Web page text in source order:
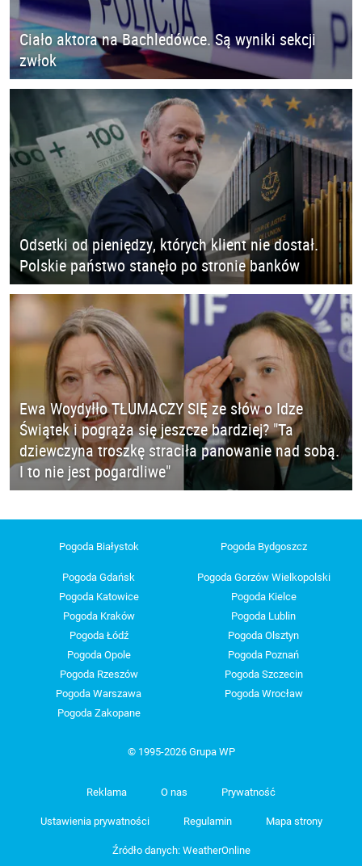
Ciało aktora na Bachledówce. Są wyniki sekcji
zwłok
Odsetki od pieniędzy, których klient nie dostał.
Polskie państwo stanęło po stronie banków
Ewa Woydyłło TŁUMACZY SIĘ ze słów o Idze
Świątek i pogrąża się jeszcze bardziej? "Ta
dziewczyna troszkę straciła panowanie nad sobą.
I to nie jest pogardliwe"
Pogoda Białystok Pogoda Bydgoszcz
Pogoda Gdańsk
Pogoda Gorzów Wielkopolski
Pogoda Katowice
Pogoda Kielce
Pogoda Kraków
Pogoda Lublin
Pogoda Łódź
Pogoda Olsztyn
Pogoda Opole
Pogoda Poznań
Pogoda Rzeszów
Pogoda Szczecin
Pogoda Warszawa
Pogoda Wrocław
Pogoda Zakopane
© 1995-2026 Grupa WP
Reklama O nas Prywatność
Ustawienia prywatności Regulamin Mapa strony
Źródło danych: WeatherOnline